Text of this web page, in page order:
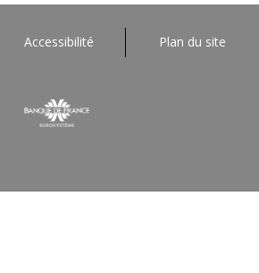
Accessibilité Plan du site